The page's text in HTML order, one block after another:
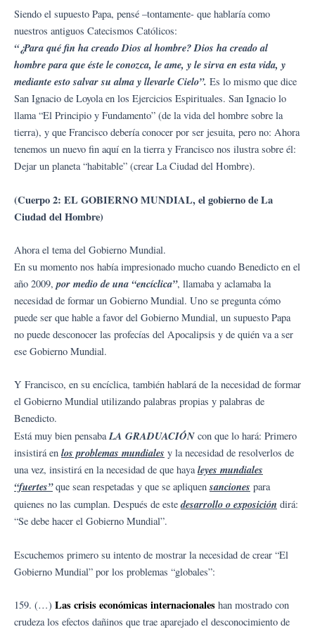
Siendo el supuesto Papa, pensé –tontamente- que hablaría como
nuestros antiguos Catecismos Católicos:
“¿Para qué fin ha creado Dios al hombre? Dios ha creado al
hombre para que éste le conozca, le ame, y le sirva en esta vida, y
mediante esto salvar su alma y llevarle Cielo”. Es lo mismo que dice
San Ignacio de Loyola en los Ejercicios Espirituales. San Ignacio lo
llama “El Principio y Fundamento” (de la vida del hombre sobre la
tierra), y que Francisco debería conocer por ser jesuita, pero no: Ahora
tenemos un nuevo fin aquí en la tierra y Francisco nos ilustra sobre él:
Dejar un planeta “habitable” (crear La Ciudad del Hombre).
(Cuerpo 2: EL GOBIERNO MUNDIAL, el gobierno de La
Ciudad del Hombre)
Ahora el tema del Gobierno Mundial.
En su momento nos había impresionado mucho cuando Benedicto en el
año 2009,por medio de una “encíclica”, llamaba y aclamaba la
necesidad de formar un Gobierno Mundial. Uno se pregunta cómo
puede ser que hable a favor del Gobierno Mundial, un supuesto Papa
no puede desconocer las profecías del Apocalipsis y de quién va a ser
ese Gobierno Mundial.
Y Francisco, en su encíclica, también hablará de la necesidad de formar
el Gobierno Mundial utilizando palabras propias y palabras de
Benedicto.
Está muy bien pensabaLA GRADUACIÓN con que lo hará: Primero
insistirá en los problemas mundiales y la necesidad de resolverlos de
una vez, insistirá en la necesidad de que hayaleyes mundiales
“fuertes”que sean respetadas y que se apliquensanciones para
quienes no las cumplan. Después de estedesarrollo o exposición dirá:
“Se debe hacer el Gobierno Mundial”.
Escuchemos primero su intento de mostrar la necesidad de crear “El
Gobierno Mundial” por los problemas “globales”:
159. (…) Las crisis económicas internacionales han mostrado con
crudeza los efectos dañinos que trae aparejado el desconocimiento de